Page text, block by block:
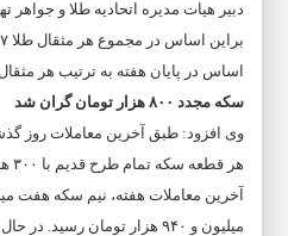
دبیر هیات مدیره اتحادیه طلا و
اساس در پایان هفته به ترتیب هر مثقال طلا ۱۷ عیار پنج میلیون و ۵۸۰ هزار تومان و هر گرم طلا ۱۸ عیار، یک میلیون و ۲۸۹ هزار
سکه مجدد ۸۰۰ هزار تومان گران شد
میلیون و ۹۴۰ هزار تومان رسید. در حال حاضر اونس جهانی طلا نیز در محدوده ۱۷۶۵ دلار قرار دارد.